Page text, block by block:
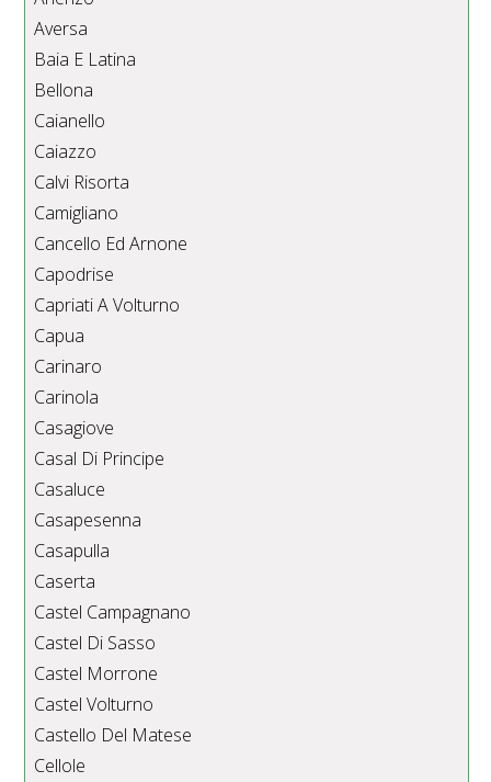
Aversa
Baia E Latina
Bellona
Caianello
Caiazzo
Calvi Risorta
Camigliano
Cancello Ed Arnone
Capodrise
Capriati A Volturno
Capua
Carinaro
Carinola
Casagiove
Casal Di Principe
Casaluce
Casapesenna
Casapulla
Caserta
Castel Campagnano
Castel Di Sasso
Castel Morrone
Castel Volturno
Castello Del Matese
Cellole